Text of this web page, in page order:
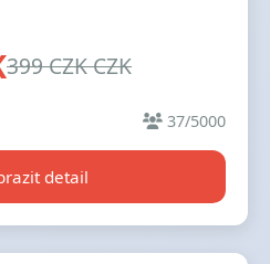
399 CZK CZK
37/5000
detail